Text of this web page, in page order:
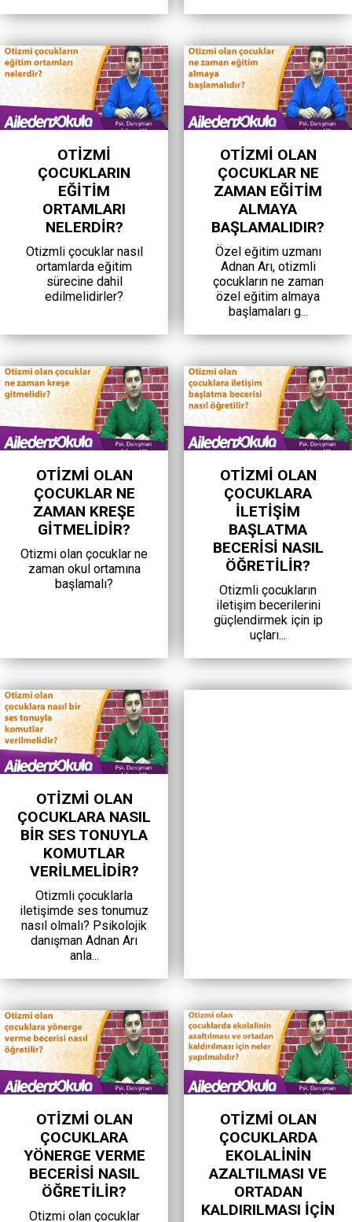
OTIZMI
ÇOCUKLARIN
EĞITIM
ORTAMLARI
NELERDIR?
Otizmli çocuklar nasıl
ortamlarda eğitim
sürecine dahil
edilmelidirler?
OTIZMI OLAN
ÇOCUKLAR NE
ZAMAN EĞITIM
ALMAYA
BAŞLAMALIDIR?
Özel eğitim uzmanı
Adnan Arı, otizmli
çocukların ne zaman
özel eğitim almaya
başlamaları g...
OTIZMI OLAN
ÇOCUKLAR NE
ZAMAN KREŞE
GITMELIDIR?
Otizmi olan çocuklar ne
zaman okul ortamına
başlamalı?
OTIZMI OLAN
ÇOCUKLARA
ILETIŞIM
BAŞLATMA
BECERISI NASIL
ÖĞRETILIR?
Otizmli çocukların
iletişim becerilerini
güçlendirmek için ip
uçları...
OTIZMI OLAN
ÇOCUKLARA NASIL
BIR SES TONUYLA
KOMUTLAR
VERILMELIDIR?
Otizmli çocuklarla
iletişimde ses tonumuz
nasıl olmalı? Psikolojik
danışman Adnan Arı
anla...
OTIZMI OLAN
ÇOCUKLARA
YÖNERGE VERME
BECERISI NASIL
ÖĞRETILIR?
Otizmi olan çocuklar
OTIZMI OLAN
ÇOCUKLARDA
EKOLALININ
AZALTILMASI VE
ORTADAN
KALDIRILMASI IÇIN